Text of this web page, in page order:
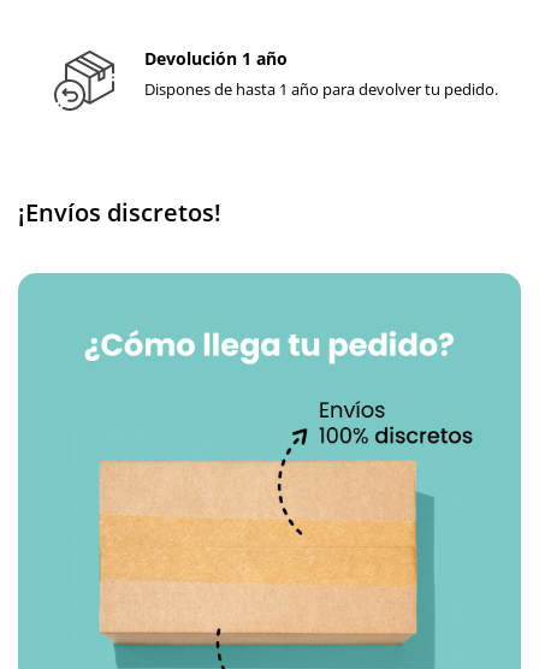
Devolución 1 año
Dispones de hasta 1 año para devolver tu pedido.
¡Envíos discretos!